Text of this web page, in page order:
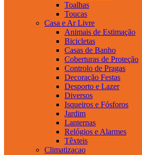
Toalhas
Toucas
Casa e Ar Livre
Animais de Estimação
Bicicletas
Casas de Banho
Coberturas de Proteção
Controlo de Pragas
Decoração Festas
Desporto e Lazer
Diversos
Isqueiros e Fósforos
Jardim
Lanternas
Relógios e Alarmes
Têxteis
Climatizacao